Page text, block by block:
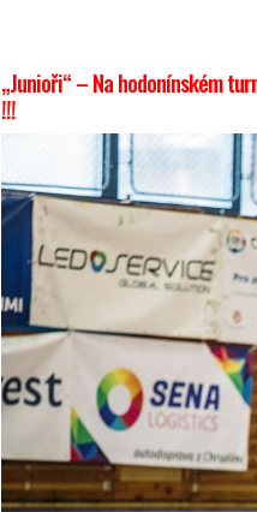
„Junioři“ – Na hodonínském
!!!